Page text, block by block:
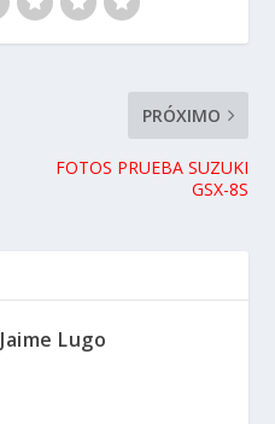
PRÓXIMO
FOTOS PRUEBA SUZUKI
GSX-8S
Jaime Lugo